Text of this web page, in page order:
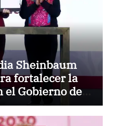
Sheinbaum
fortalecer la
Gobierno de